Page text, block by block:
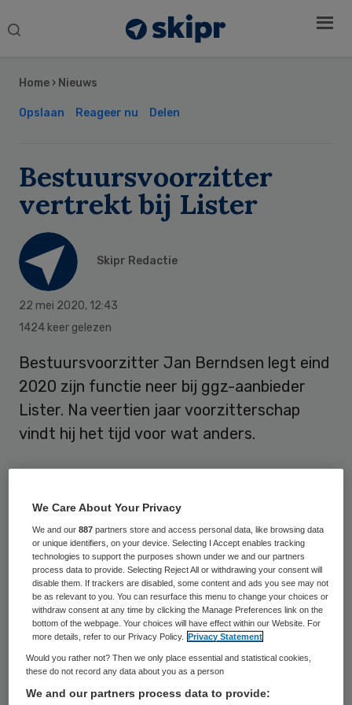
Search
Home › Nieuws
Opslaan Reageer nu Delen
Bestuursvoorzitter
vertrekt bij Lister
Skipr Redactie
22 mei 2020, 12:43
1424 keer gelezen
Bestuursvoorzitter Jan Berndsen legt eind
2020 zijn functie neer bij ggz-aanbieder
Lister. Na veertien jaar voorzitterschap
vindt hij het tijd voor wat anders.
werd was hij al vijf jaar actief als
divisiemanager openbare ggz bij Lister. “Na
veertien jaar deel uitgemaakt te hebben
van de raad van bestuur van Lister vind ik
het tijd worden voor wat anders”, zegt
Berndsen. “Ik blijf mij sterk verbonden
voelen met het werk in de geestelijke
gezondheidszorg en het belang van de
inzet van ervaringsdeskundigen. Aan die
Sidebar
We Care About Your Privacy
We and our887 partners store and access personal data, like browsing data
or unique identifiers, on your device. Selecting I Accept enables tracking
technologies to support the purposes shown under we and our partners
process data to provide. Selecting Reject All or withdrawing your consent will
disable them. If trackers are disabled, some content and ads you see may not
be as relevant to you. You can resurface this menu to change your choices or
withdraw consent at any time by clicking the Manage Preferences link on the
bottom of the webpage. Your choices will have effect within our Website. For
more details, refer to our Privacy Policy.
Privacy Statement
Would you rather not? Then we only place essential and statistical cookies,
these do not record any data about you as a person
We and our partners process data to provide: